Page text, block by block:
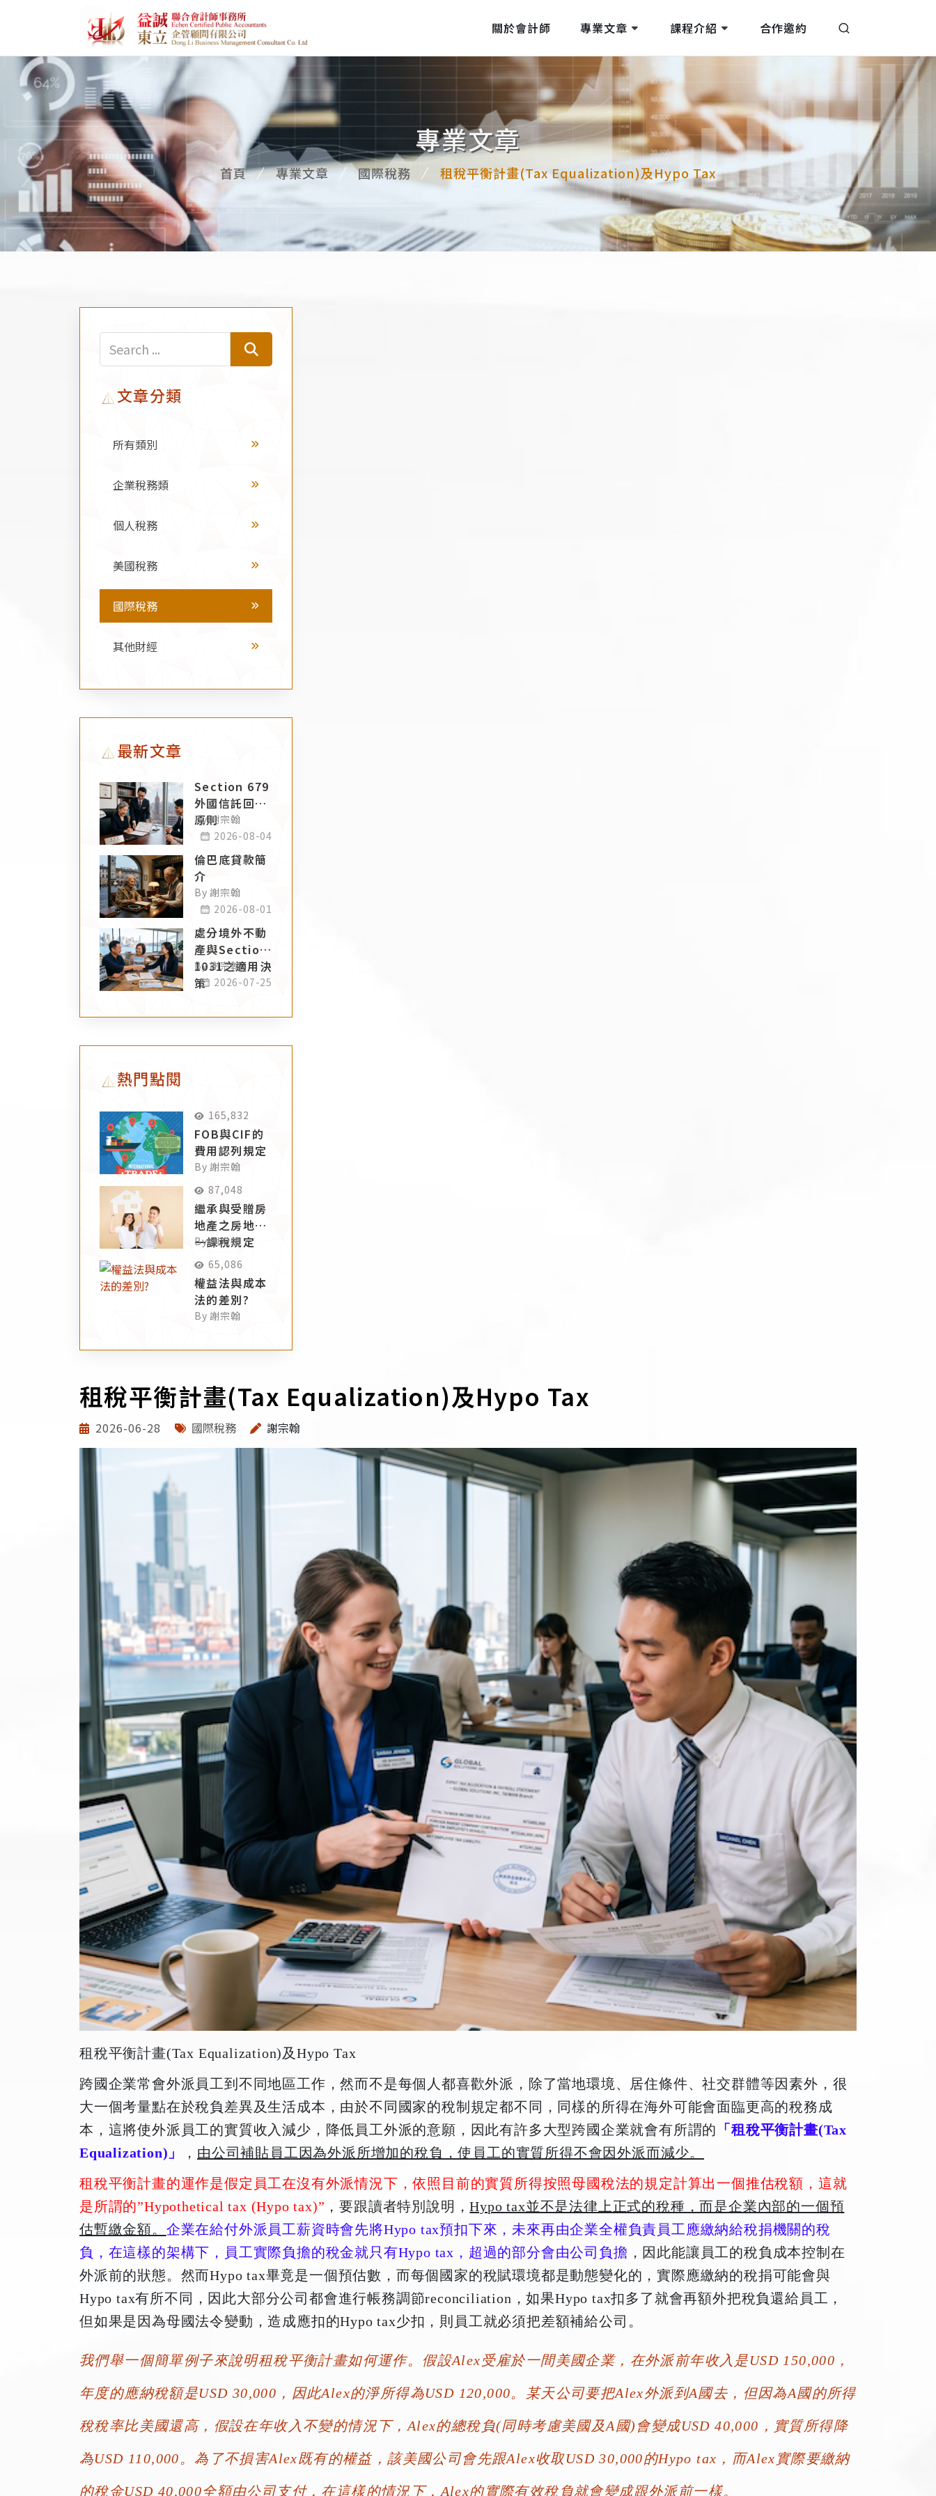
關於會計師 專業文章 課程介紹 合作邀約
專業文章
首頁 專業文章 國際稅務 租稅平衡計畫(Tax Equalization)及Hypo Tax
文章分類
所有類別
企業稅務類
個人稅務
美國稅務
國際稅務
其他財經
最新文章
Section 679
外國信託回溯
原則
By 謝宗翰
2026-08-04
倫巴底貸款簡
介
By 謝宗翰
2026-08-01
處分境外不動
產與Section
1031之適用決
策
By 謝宗翰
2026-07-25
熱門點閱
165,832
FOB與CIF的
費用認列規定
By 謝宗翰
87,048
繼承與受贈房
地產之房地合
一課稅規定
By 謝宗翰
65,086
權益法與成本
法的差別?
By 謝宗翰
租稅平衡計畫(Tax Equalization)及Hypo Tax
2026-06-28 國際稅務 謝宗翰
租稅平衡計畫(Tax Equalization)及Hypo Tax
跨國企業常會外派員工到不同地區工作，然而不是每個人都喜歡外派，除了當地環境、居住條件、社交群體等因素外，很
大一個考量點在於稅負差異及生活成本，由於不同國家的稅制規定都不同，同樣的所得在海外可能會面臨更高的稅務成
本，這將使外派員工的實質收入減少，降低員工外派的意願，因此有許多大型跨國企業就會有所謂的
「租稅平衡計畫(Tax
Equalization)」
， 由公司補貼員工因為外派所增加的稅負，使員工的實質所得不會因外派而減少。
租稅平衡計畫的運作是假定員工在沒有外派情況下，依照目前的實質所得按照母國稅法的規定計算出一個推估稅額，這就
是所謂的”Hypothetical tax (Hypo tax)” ，要跟讀者特別說明，Hypo tax並不是法律上正式的稅種，而是企業內部的一個預
估暫繳金額。 企業在給付外派員工薪資時會先將Hypo tax預扣下來，未來再由企業全權負責員工應繳納給稅捐機關的稅
負，在這樣的架構下，員工實際負擔的稅金就只有Hypo tax，超過的部分會由公司負擔 ，因此能讓員工的稅負成本控制在
外派前的狀態。然而Hypo tax畢竟是一個預估數，而每個國家的稅賦環境都是動態變化的，實際應繳納的稅捐可能會與
Hypo tax有所不同，因此大部分公司都會進行帳務調節reconciliation，如果Hypo tax扣多了就會再額外把稅負還給員工，
但如果是因為母國法令變動，造成應扣的Hypo tax少扣，則員工就必須把差額補給公司。
我們舉一個簡單例子來說明租稅平衡計畫如何運作。假設Alex受雇於一間美國企業，在外派前年收入是USD 150,000，
年度的應納稅額是USD 30,000，因此Alex的淨所得為USD 120,000。某天公司要把Alex外派到A國去，但因為A國的所得
稅稅率比美國還高，假設在年收入不變的情況下，Alex的總稅負(同時考慮美國及A國)會變成USD 40,000，實質所得降
為USD 110,000。為了不損害Alex既有的權益，該美國公司會先跟Alex收取USD 30,000的Hypo tax，而Alex實際要繳納
的稅金USD 40,000全額由公司支付，在這樣的情況下，Alex的實際有效稅負就會變成跟外派前一樣。